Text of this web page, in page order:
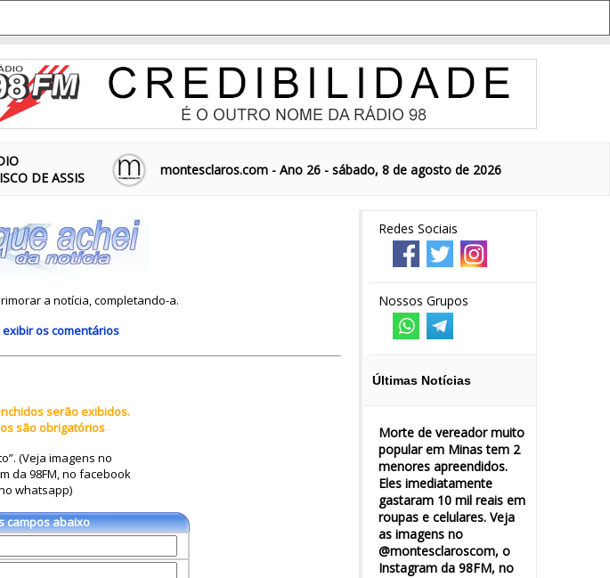
DE ASSIS
montesclaros.com - Ano 26 - sábado, 8 de agosto de 2026
Redes Sociais
Nossos Grupos
Últimas Notícias
Morte de vereador muito
popular em Minas tem 2
menores apreendidos.
Eles imediatamente
gastaram 10 mil reais em
roupas e celulares. Veja
as imagens no
@montesclaroscom, o
Instagram da 98FM, no
a notícia, completando-a.
os comentários
serão exibidos.
são obrigatórios
(Veja imagens no
da 98FM, no facebook
whatsapp)
campos abaixo